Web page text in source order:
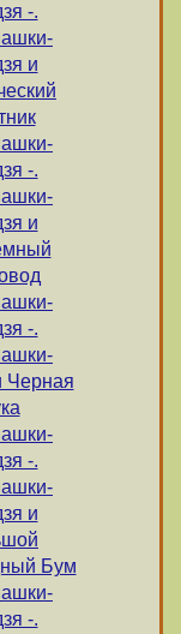
-.
и
-.
и
-.
Черная
-.
и
Бум
-.